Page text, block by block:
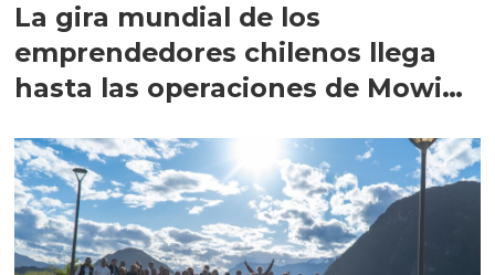
La gira mundial de los
emprendedores chilenos llega
hasta las operaciones de Mowi